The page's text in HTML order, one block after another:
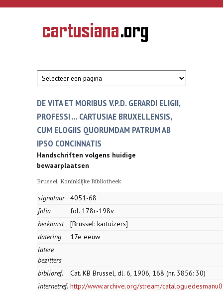
Overslaan en naar de inhoud gaan
CARTUSIANA
Geschiedenis
van de
DE VITA ET MORIBUS V.P.D. GERARDI ELIGII,
PROFESSI ... CARTUSIAE BRUXELLENSIS,
CUM ELOGIIS QUORUMDAM PATRUM AB
IPSO CONCINNATIS
Handschriften volgens huidige
bewaarplaatsen
Brussel, Koninklijke Bibliotheek
signatuur
4051-68
folia
fol. 178r-198v
herkomst
[Brussel: kartuizers]
datering
17e eeuw
latere
bezitters
biblioref.
Cat. KB Brussel, dl. 6, 1906, 168 (nr. 3856: 30)
internetref. http://www.archive.org/stream/